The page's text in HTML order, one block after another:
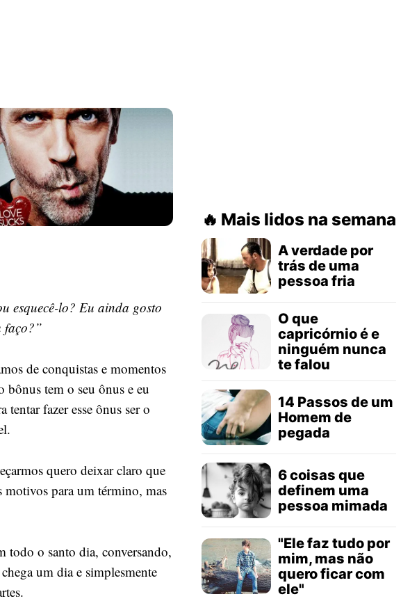
esquecê-lo? Eu ainda gosto
faço?”
de conquistas e momentos
bônus tem o seu ônus e eu
tentar fazer esse ônus ser o
quero deixar claro que
motivos para um término, mas
todo o santo dia, conversando,
um dia e simplesmente
Mais lidos na semana
A verdade por
trás de uma
pessoa fria
O que
capricórnio é e
ninguém nunca
te falou
14 Passos de um
Homem de
pegada
6 coisas que
definem uma
pessoa mimada
"Ele faz tudo por
mim, mas não
quero ficar com
ele"